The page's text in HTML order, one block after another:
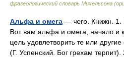
фразеологический словарь Михельсона
Альфа и омега — чего. Книжн. 1.
Вот вам альфа и омега, начало и
цель удовлетворить те или
(Г. Успенский. Бог грехам